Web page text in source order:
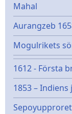
Mahal
Aurangzeb
Mogulrikets
1612 - Första
1853 –